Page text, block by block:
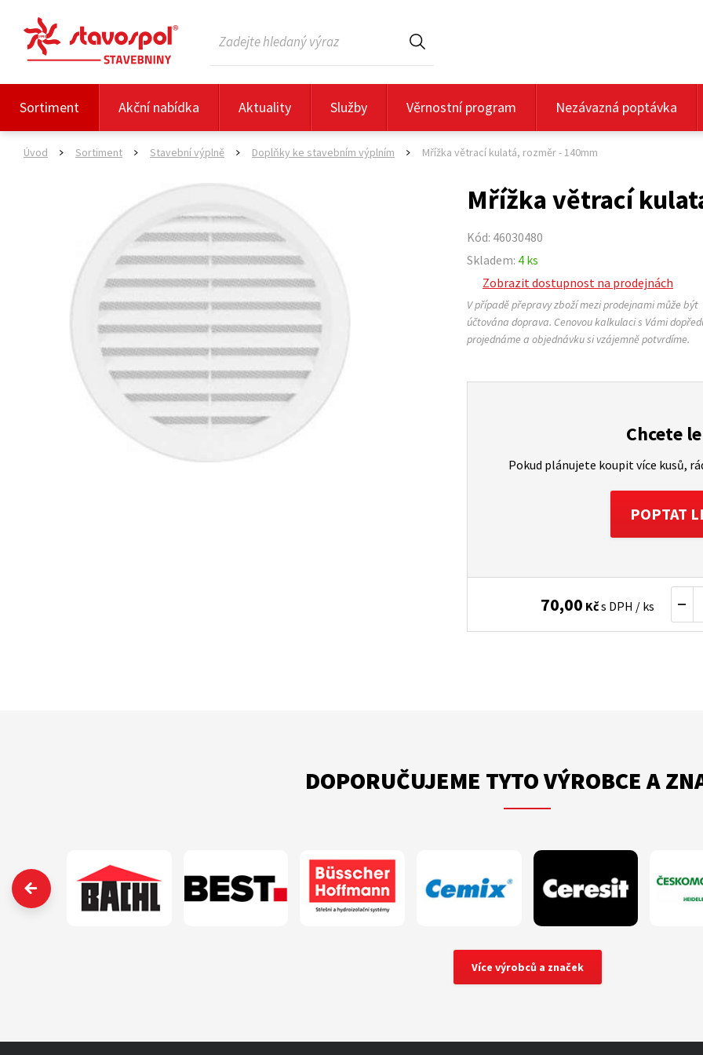
Sortiment Akční nabídka Aktuality Služby Věrnostní program Nezávazná poptávka
Úvod Sortiment Stavební výplně Doplňky ke stavebním výplním Mřížka větrací kulatá, rozměr - 140mm
Mřížka větrací
Kód: 46030480
Skladem: 4 ks
Zobrazit dostupnost na prodejnách
V případě přepravy zboží mezi prodejnami může být
účtována doprava. Cenovou kalkulaci s Vámi
projednáme a objednávku si vzájemně potvrdíme.
Chcete
Pokud plánujete koupit více kusů,
POPTAT
70,00 Kčs DPH / ks
DOPORUČUJEME TYTO VÝROBCE A
‹
Více výrobců a značek